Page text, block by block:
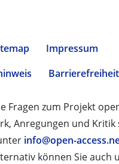
Impressum
Barrierefreiheit
Fragen zum Projekt
Anregungen und
info@open-
können Sie auch